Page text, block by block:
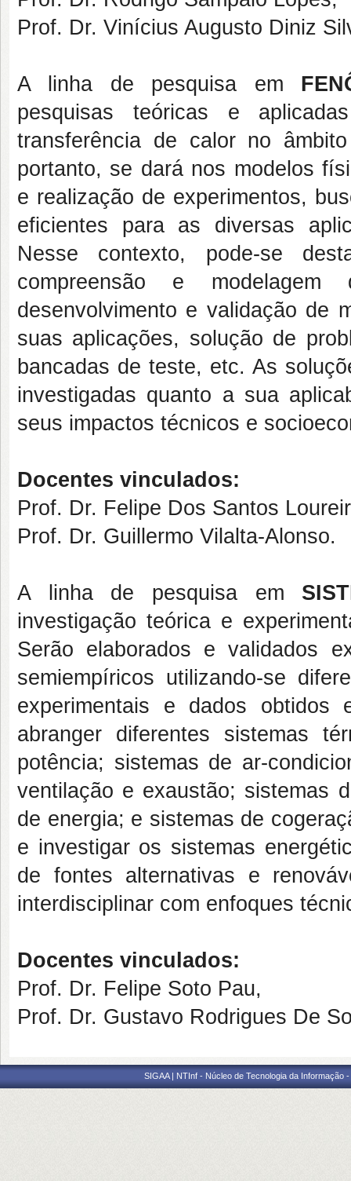
Prof. Dr. Vinícius Augusto Diniz
A linha de pesquisa em
pesquisas teóricas e
transferência de calor no
portanto, se dará nos modelos
e realização de experimentos,
eficientes para as diversas
Nesse contexto, pode-se
compreensão e modelagem
desenvolvimento e validação de
suas aplicações, solução de
bancadas de teste, etc. As
investigadas quanto a sua
seus impactos técnicos e
Docentes vinculados:
Prof. Dr. Felipe Dos Santos
Prof. Dr. Guillermo Vilalta-Alonso.
A linha de pesquisa em
investigação teórica e
Serão elaborados e validados
semiempíricos utilizando-se
experimentais e dados obtidos
abranger diferentes sistemas
potência; sistemas de ar-
ventilação e exaustão; sistemas
de energia; e sistemas de
e investigar os sistemas
de fontes alternativas e
interdisciplinar com enfoques
Docentes vinculados:
Prof. Dr. Felipe Soto Pau,
Prof. Dr. Gustavo Rodrigues De
SIGAA | NTInf - Núcleo de Tecnologia da